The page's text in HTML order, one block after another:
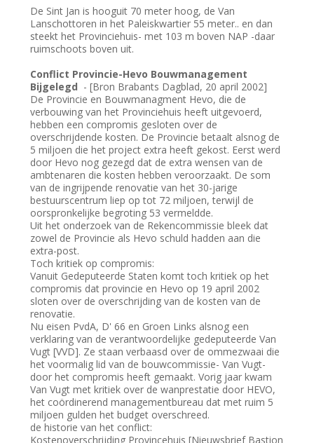
De Sint Jan is hooguit 70 meter hoog, de Van
Lanschottoren in het Paleiskwartier 55 meter.. en dan
steekt het Provinciehuis- met 103 m boven NAP -daar
ruimschoots boven uit.
Conflict Provincie-Hevo Bouwmanagement
Bijgelegd - [Bron Brabants Dagblad, 20 april 2002]
De Provincie en Bouwmanagment Hevo, die de
verbouwing van het Provinciehuis heeft uitgevoerd,
hebben een compromis gesloten over de
overschrijdende kosten. De Provincie betaalt alsnog de
5 miljoen die het project extra heeft gekost. Eerst werd
door Hevo nog gezegd dat de extra wensen van de
ambtenaren die kosten hebben veroorzaakt. De som
van de ingrijpende renovatie van het 30-jarige
bestuurscentrum liep op tot 72 miljoen, terwijl de
oorspronkelijke begroting 53 vermeldde.
Uit het onderzoek van de Rekencommissie bleek dat
zowel de Provincie als Hevo schuld hadden aan die
extra-post.
Toch kritiek op compromis:
Vanuit Gedeputeerde Staten komt toch kritiek op het
compromis dat provincie en Hevo op 19 april 2002
sloten over de overschrijding van de kosten van de
renovatie.
Nu eisen PvdA, D' 66 en Groen Links alsnog een
verklaring van de verantwoordelijke gedeputeerde Van
Vugt [VVD]. Ze staan verbaasd over de ommezwaai die
het voormalig lid van de bouwcommissie- Van Vugt-
door het compromis heeft gemaakt. Vorig jaar kwam
Van Vugt met kritiek over de wanprestatie door HEVO,
het coördinerend managementbureau dat met ruim 5
miljoen gulden het budget overschreed.
de historie van het conflict:
Kostenoverschrijding Provincehuis [Nieuwsbrief Bastion